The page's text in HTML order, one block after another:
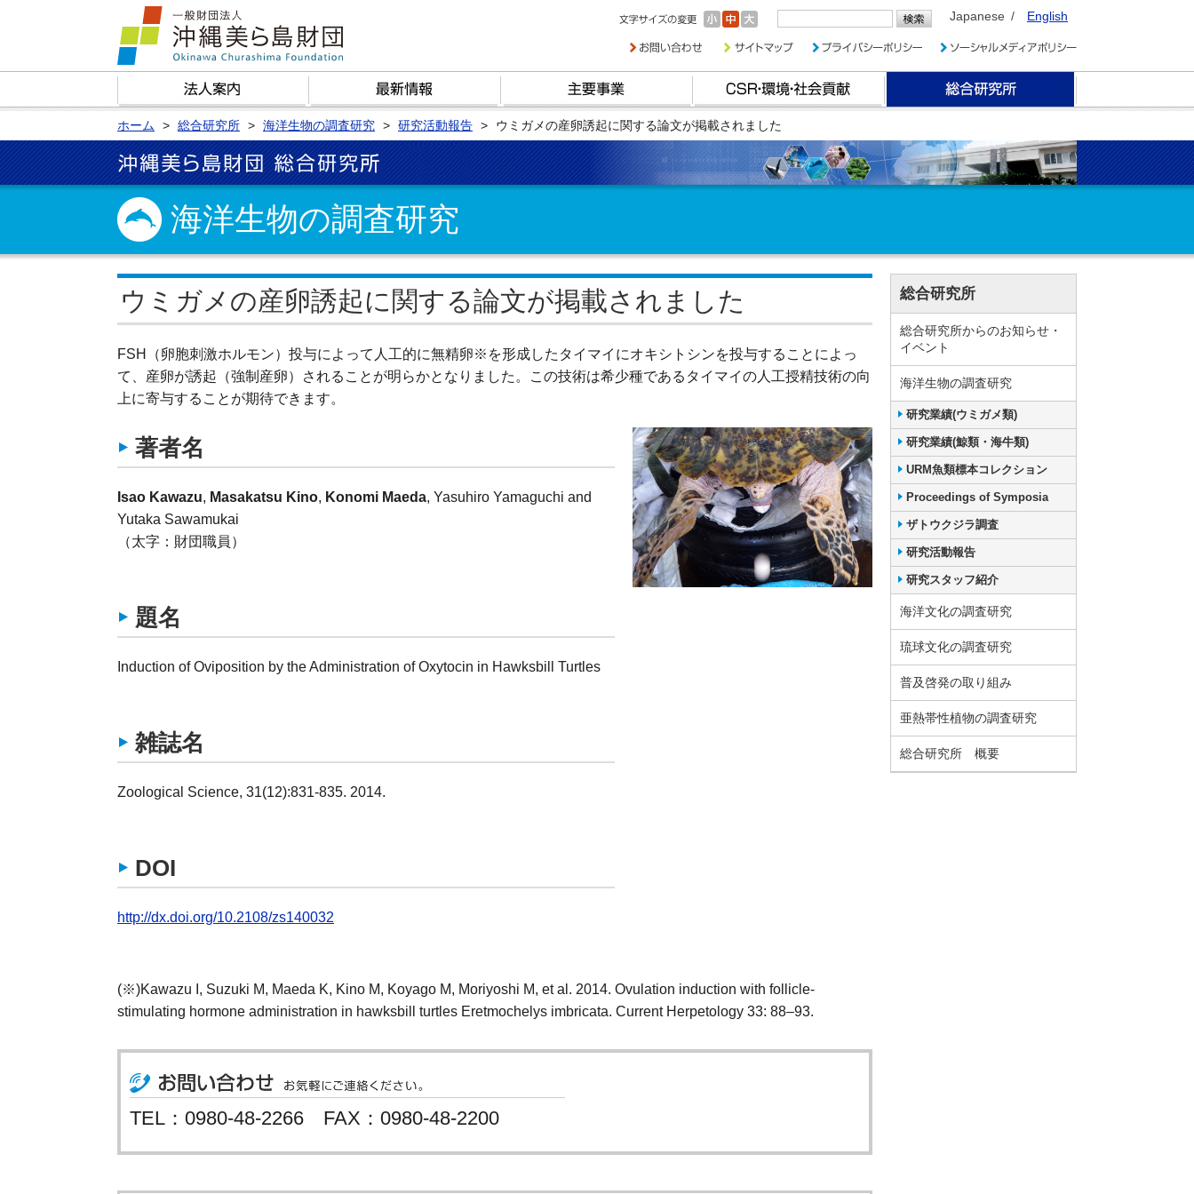
Japanese English
ホーム 総合研究所 海洋生物の調査研究 研究活動報告 ウミガメの産卵誘起に関する論文が掲載されました
海洋生物の調査研究
ウミガメの産卵誘起に関する論文が掲載されました
FSH（卵胞刺激ホルモン）投与によって人工的に無精卵※を形成したタイマイにオキシトシンを投与することによっ
て、産卵が誘起（強制産卵）されることが明らかとなりました。この技術は希少種であるタイマイの人工授精技術の向
上に寄与することが期待できます。
著者名
Isao Kawazu, Masakatsu Kino, Konomi Maeda, Yasuhiro Yamaguchi and
Yutaka Sawamukai
（太字：財団職員）
題名
Induction of Oviposition by the Administration of Oxytocin in Hawksbill Turtles
雑誌名
Zoological Science, 31(12):831-835. 2014.
DOI
http://dx.doi.org/10.2108/zs140032
(※)Kawazu I, Suzuki M, Maeda K, Kino M, Koyago M, Moriyoshi M, et al. 2014. Ovulation induction with follicle-
stimulating hormone administration in hawksbill turtles Eretmochelys imbricata. Current Herpetology 33: 88–93.
TEL：0980-48-2266 FAX：0980-48-2200
総合研究所
総合研究所からのお知らせ・
イベント
海洋生物の調査研究
研究業績(ウミガメ類)
研究業績(鯨類・海牛類)
URM魚類標本コレクション
Proceedings of Symposia
ザトウクジラ調査
研究活動報告
研究スタッフ紹介
海洋文化の調査研究
琉球文化の調査研究
普及啓発の取り組み
亜熱帯性植物の調査研究
総合研究所 概要